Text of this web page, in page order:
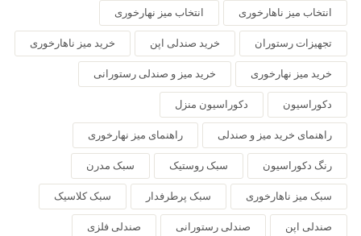
انتخاب میز ناهارخوری انتخاب میز نهارخوری
تجهیزات رستوران خرید صندلی اپن خرید میز ناهارخوری
خرید میز نهارخوری خرید میز و صندلی رستورانی
دکوراسیون دکوراسیون منزل
راهنمای خرید میز و صندلی راهنمای میز نهارخوری
رنگ دکوراسیون سبک روستیک سبک مدرن
سبک میز ناهارخوری سبک پرطرفدار سبک کلاسیک
صندلی اپن صندلی رستورانی صندلی فلزی